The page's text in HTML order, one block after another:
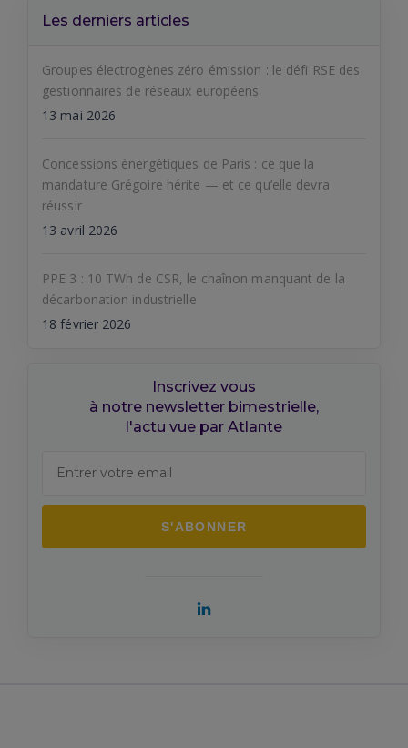
Les derniers articles
Groupes électrogènes zéro émission : le défi RSE des
gestionnaires de réseaux européens
13 mai 2026
Concessions énergétiques de Paris : ce que la
mandature Grégoire hérite — et ce qu’elle devra
réussir
13 avril 2026
PPE 3 : 10 TWh de CSR, le chaînon manquant de la
décarbonation industrielle
18 février 2026
Inscrivez vous
à notre newsletter bimestrielle,
l'actu vue par Atlante